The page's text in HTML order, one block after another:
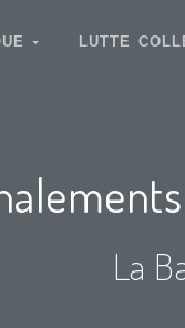
LUTTE
La